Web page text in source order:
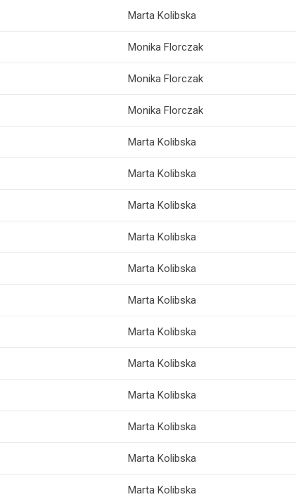
Marta Kolibska
Monika Florczak
Monika Florczak
Monika Florczak
Marta Kolibska
Marta Kolibska
Marta Kolibska
Marta Kolibska
Marta Kolibska
Marta Kolibska
Marta Kolibska
Marta Kolibska
Marta Kolibska
Marta Kolibska
Marta Kolibska
Marta Kolibska